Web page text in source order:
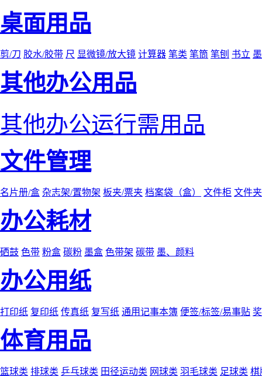
桌面用品
剪/刀 胶水/胶带 尺 显微镜/放大镜 计算器 笔类 笔筒 笔刨 书立
其他办公用品
其他办公运行需用品
文件管理
名片册/盒 杂志架/置物架 板夹/票夹 档案袋（盒） 文件柜 文件
办公耗材
硒鼓 色带 粉盒 碳粉 墨盒 色带架 碳带 墨、颜料
办公用纸
打印纸 复印纸 传真纸 复写纸 通用记事本簿 便签/标签/易事贴
体育用品
篮球类 排球类 乒乓球类 田径运动类 网球类 羽毛球类 足球类 棋